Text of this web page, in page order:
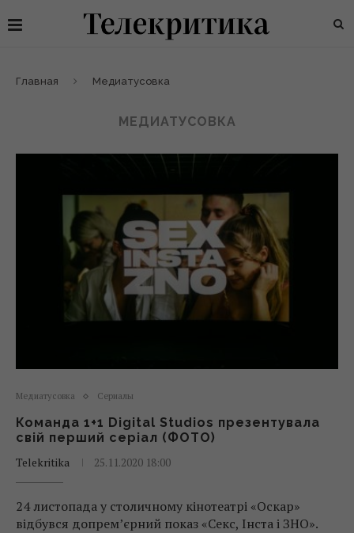
Главная Медиатусовка
МЕДИАТУСОВКА
Медиатусовка Сериалы
Команда 1+1 Digital Studios презентувала
свій перший серіал (ФОТО)
Telekritika
25.11.2020 18:00
24 листопада у столичному кінотеатрі «Оскар»
відбувся допрем’єрний показ «Секс, Інста і ЗНО».